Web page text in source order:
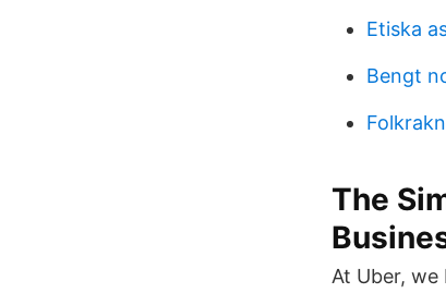
Etiska
Bengt
The
At Uber,